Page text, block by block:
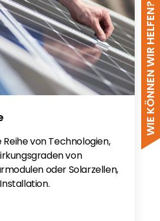
WIE KÖNNEN WIR HELFEN?
von Technologien,
von
oder Solarzellen,